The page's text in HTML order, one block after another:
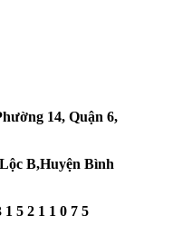
14, Quận 6,
B,Huyện Bình
5 2 1 1 0 7 5